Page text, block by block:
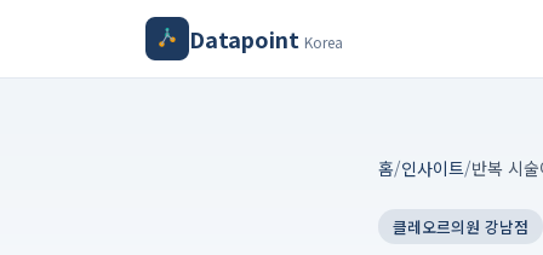
Datapoint Korea
홈/인사이트/
클레오르의원 강남점